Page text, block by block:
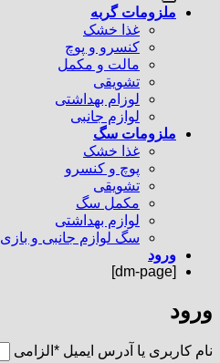
ملزومات گربه
غذا خشک
کنسرو و پوچ
مالت و مکمل
تشویقی
لوزام بهداشتی
لوازم جانبی
ملزومات سگ
غذا خشک
پوچ و کنسرو
تشویقی
مکمل سگ
لوازم بهداشتی
سگ لوازم جانبی و بازی
ورود
[dm-page]
ورود
نام کاربری یا آدرس ایمیل * الزامی